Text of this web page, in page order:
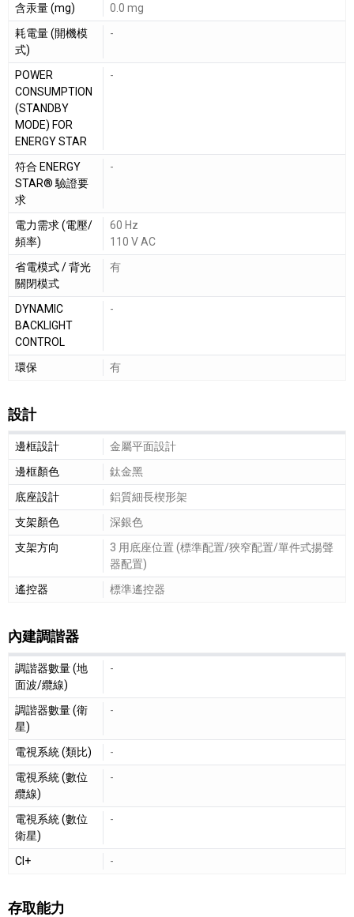
含汞量 (mg)
0.0 mg
耗電量 (開機模
式)
-
POWER
CONSUMPTION
(STANDBY
MODE) FOR
ENERGY STAR
-
符合 ENERGY
STAR® 驗證要
求
-
電力需求 (電壓/
頻率)
60 Hz
110 V AC
省電模式 / 背光
關閉模式
有
DYNAMIC
BACKLIGHT
CONTROL
-
環保 有
設計
設計細節敘述
邊框設計
金屬平面設計
邊框顏色
鈦金黑
底座設計
鋁質細長楔形架
支架顏色
深銀色
支架方向
3 用底座位置 (標準配置/狹窄配置/單件式揚聲
器配置)
遙控器
標準遙控器
內建調諧器
內建調諧器細節敘述
調諧器數量 (地
面波/纜線)
-
調諧器數量 (衛
星)
-
電視系統 (類比)
-
電視系統 (數位
纜線)
-
電視系統 (數位
衛星)
-
CI+ -
存取能力